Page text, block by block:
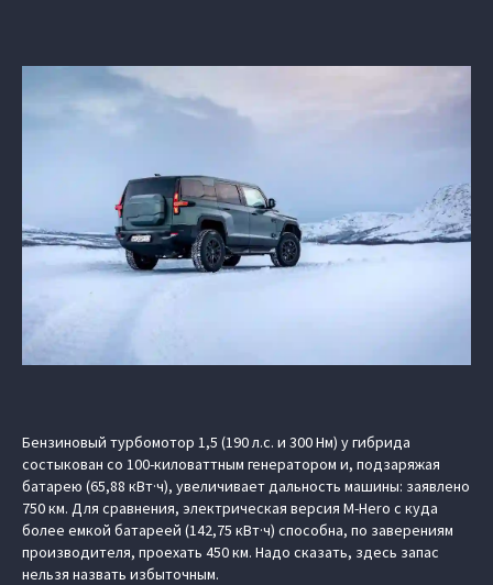
Бензиновый турбомотор 1,5 (190 л.с. и 300 Нм) у гибрида
состыкован со 100-киловаттным генератором и, подзаряжая
батарею (65,88 кВт·ч), увеличивает дальность машины: заявлено
750 км. Для сравнения, электрическая версия M-Hero с куда
более емкой батареей (142,75 кВт·ч) способна, по заверениям
производителя, проехать 450 км. Надо сказать, здесь запас
нельзя назвать избыточным.